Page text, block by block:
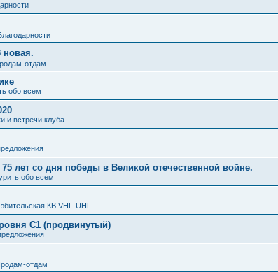
новая.
отдам
обо всем
и встречи клуба
лет со дня победы в Великой отечественной войне.
обо всем
КВ VHF UHF
С1 (продвинутый)
отдам